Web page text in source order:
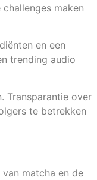
maken
en een
trending audio
Transparantie over
te betrekken
matcha en de